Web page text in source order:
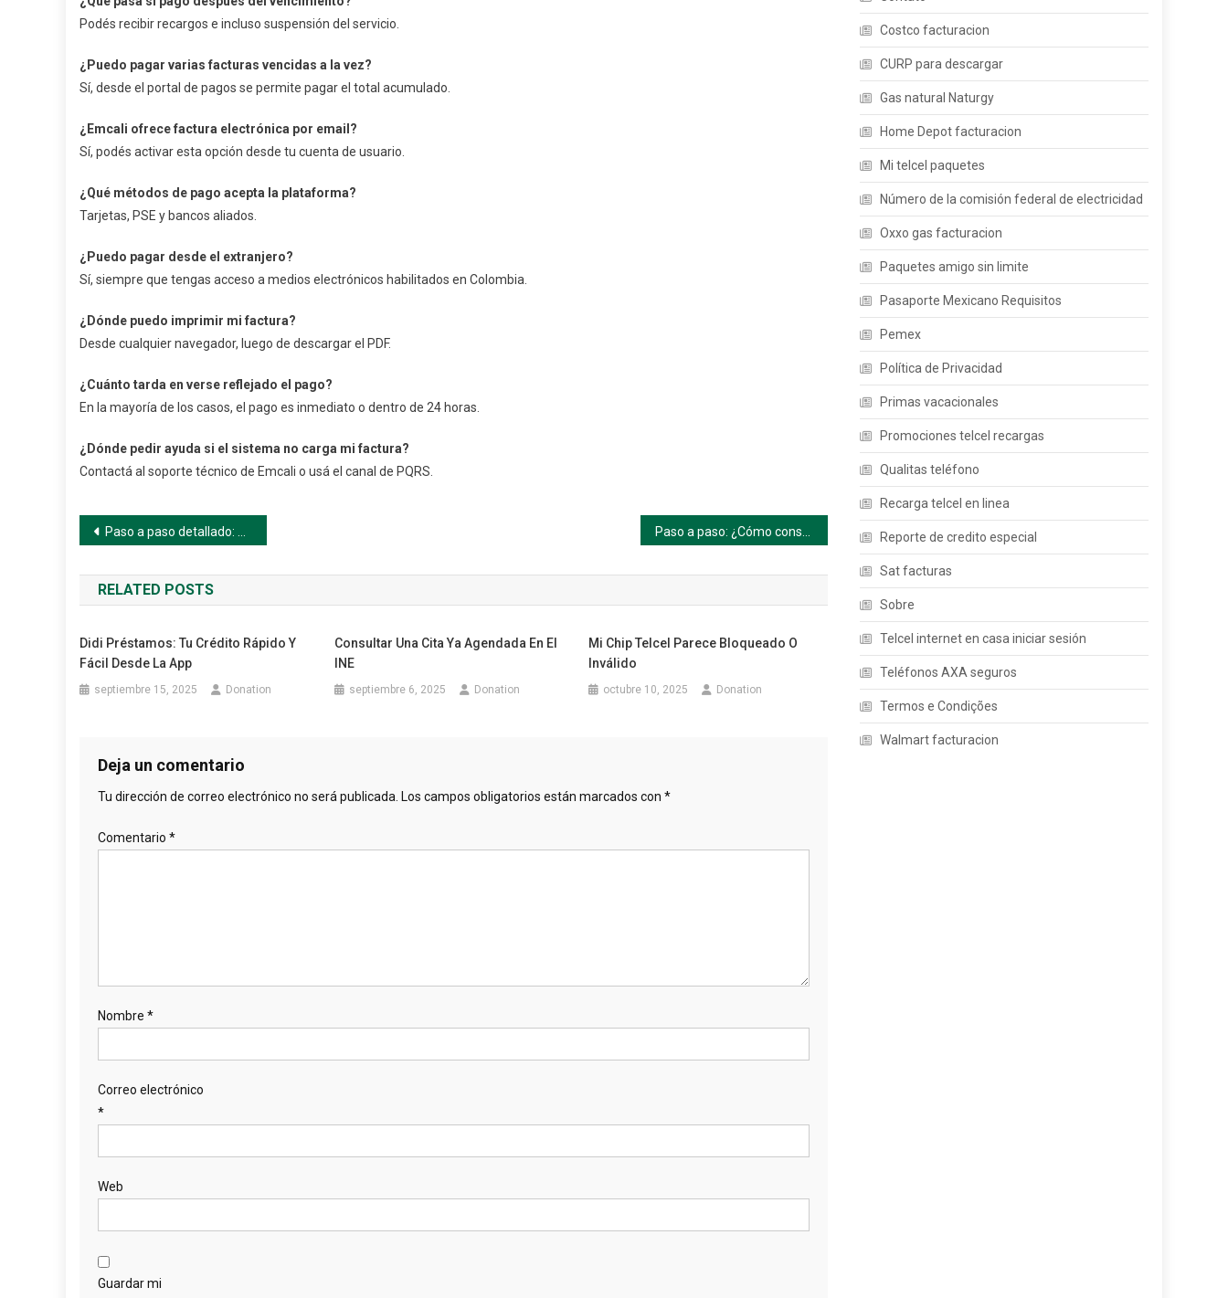
Podés recibir recargos e incluso suspensión del servicio.
¿Puedo pagar varias facturas vencidas a la vez?
Sí, desde el portal de pagos se permite pagar el total acumulado.
¿Emcali ofrece factura electrónica por email?
Sí, podés activar esta opción desde tu cuenta de usuario.
¿Qué métodos de pago acepta la plataforma?
Tarjetas, PSE y bancos aliados.
¿Puedo pagar desde el extranjero?
Sí, siempre que tengas acceso a medios electrónicos habilitados en Colombia.
¿Dónde puedo imprimir mi factura?
Desde cualquier navegador, luego de descargar el PDF.
¿Cuánto tarda en verse reflejado el pago?
En la mayoría de los casos, el pago es inmediato o dentro de 24 horas.
¿Dónde pedir ayuda si el sistema no carga mi factura?
Contactá al soporte técnico de Emcali o usá el canal de PQRS.
Navegación
de
entradas
Paso a paso detallado: cómo consultar tu factura Emcali en línea
RELATED POSTS
Didi Préstamos: Tu Crédito Rápido Y
Fácil Desde La App
septiembre 15, 2025 Donation
Consultar Una Cita Ya Agendada En El
INE
septiembre 6, 2025 Donation
Mi Chip Telcel Parece Bloqueado O
Inválido
octubre 10, 2025 Donation
Deja un comentario
Tu dirección de correo electrónico no será publicada. Los campos obligatorios están marcados con *
Comentario *
Nombre *
Correo electrónico
*
Web
Guardar mi
Costco facturacion
CURP para descargar
Gas natural Naturgy
Home Depot facturacion
Mi telcel paquetes
Número de la comisión federal de electricidad
Oxxo gas facturacion
Paquetes amigo sin limite
Pasaporte Mexicano Requisitos
Pemex
Política de Privacidad
Primas vacacionales
Promociones telcel recargas
Qualitas teléfono
Recarga telcel en linea
Reporte de credito especial
Sat facturas
Sobre
Telcel internet en casa iniciar sesión
Teléfonos AXA seguros
Termos e Condições
Walmart facturacion